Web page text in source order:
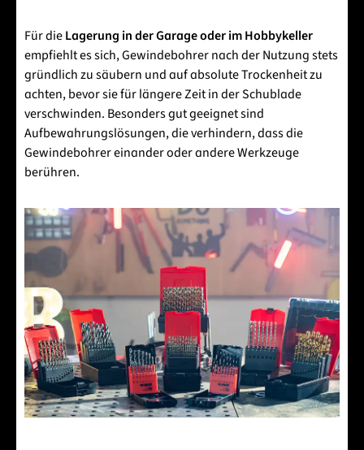
Für dieLagerung in der Garage oder im Hobbykeller
empfiehlt es sich, Gewindebohrer nach der Nutzung stets
gründlich zu säubern und auf absolute Trockenheit zu
achten, bevor sie für längere Zeit in der Schublade
verschwinden. Besonders gut geeignet sind
Aufbewahrungslösungen, die verhindern, dass die
Gewindebohrer einander oder andere Werkzeuge
berühren.